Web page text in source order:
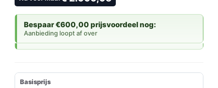
was:
€ 3.599,95.
is:
€ 2.999,95.
€600,00 prijsvoordeel nog: